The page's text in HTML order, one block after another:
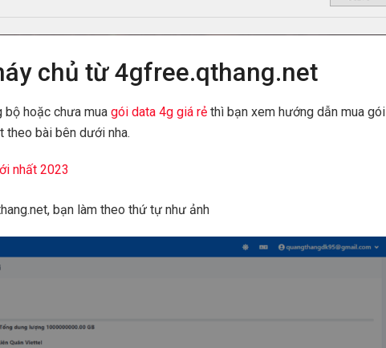
chủ từ 4gfree.qthang.net
bộ hoặc chưa mua gói data 4g giá rẻ thì bạn xem hướng dẫn mua gói
theo bài bên dưới nha.
nhất 2023
bạn làm theo thứ tự như ảnh